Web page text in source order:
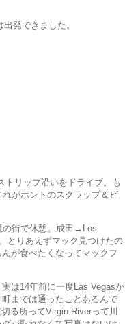
発できました。
トリップ沿いをドライブ。も
がホントのスクラップ＆ビ
の街で休憩。成田→Los
とりあえずマック見つけたの
が食べたくなってマックフ
は14年前に一度Las Vegasか
までは通ったことあるんで
る所ってVirgin Riverって川